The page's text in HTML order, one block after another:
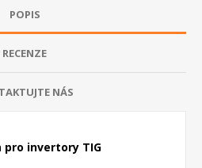
POPIS
RECENZE
NÁS
pro invertory TIG